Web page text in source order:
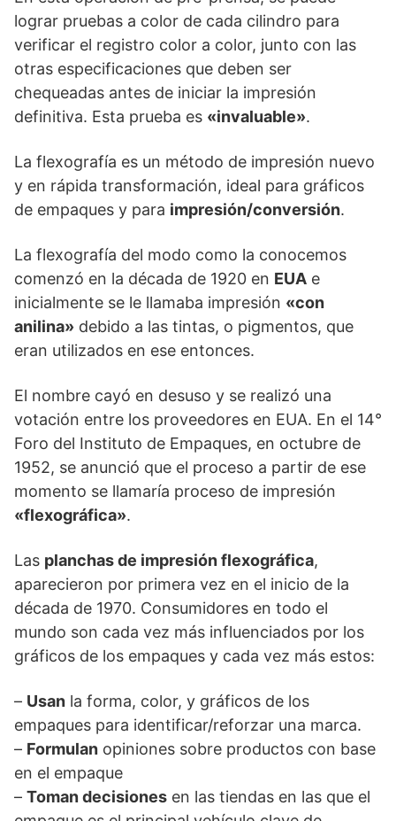
lograr pruebas a color de cada cilindro para
verificar el registro color a color, junto con las
otras especificaciones que deben ser
chequeadas antes de iniciar la impresión
definitiva. Esta prueba es «invaluable».
La flexografía es un método de impresión nuevo
y en rápida transformación, ideal para gráficos
de empaques y para impresión/conversión.
La flexografía del modo como la conocemos
comenzó en la década de 1920 en EUA e
inicialmente se le llamaba impresión «con
anilina» debido a las tintas, o pigmentos, que
eran utilizados en ese entonces.
El nombre cayó en desuso y se realizó una
votación entre los proveedores en EUA. En el 14°
Foro del Instituto de Empaques, en octubre de
1952, se anunció que el proceso a partir de ese
momento se llamaría proceso de impresión
«flexográfica».
Las planchas de impresión flexográfica,
aparecieron por primera vez en el inicio de la
década de 1970. Consumidores en todo el
mundo son cada vez más influenciados por los
gráficos de los empaques y cada vez más estos:
– Usan la forma, color, y gráficos de los
empaques para identificar/reforzar una marca.
– Formulan opiniones sobre productos con base
en el empaque
– Toman decisiones en las tiendas en las que el